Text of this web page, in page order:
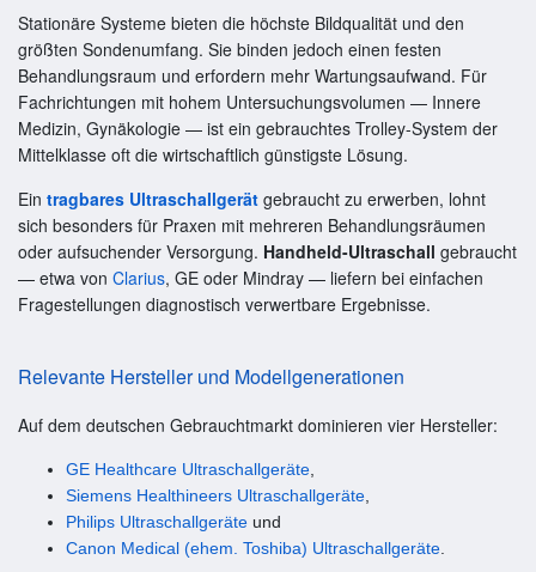
Stationäre Systeme bieten die höchste Bildqualität und den
größten Sondenumfang. Sie binden jedoch einen festen
Behandlungsraum und erfordern mehr Wartungsaufwand. Für
Fachrichtungen mit hohem Untersuchungsvolumen — Innere
Medizin, Gynäkologie — ist ein gebrauchtes Trolley-System der
Mittelklasse oft die wirtschaftlich günstigste Lösung.
Ein tragbares Ultraschallgerät gebraucht zu erwerben, lohnt
sich besonders für Praxen mit mehreren Behandlungsräumen
oder aufsuchender Versorgung. Handheld-Ultraschall gebraucht
— etwa von Clarius, GE oder Mindray — liefern bei einfachen
Fragestellungen diagnostisch verwertbare Ergebnisse.
Relevante Hersteller und Modellgenerationen
Auf dem deutschen Gebrauchtmarkt dominieren vier Hersteller:
GE Healthcare Ultraschallgeräte
Siemens Healthineers Ultraschallgeräte
Philips Ultraschallgeräte und
Canon Medical (ehem. Toshiba) Ultraschallgeräte